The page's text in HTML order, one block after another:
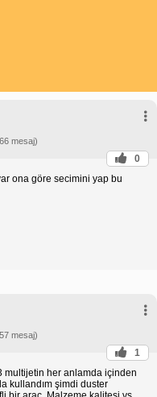
mesaj)
0
ona göre secimini yap bu
mesaj)
1
multijetin her anlamda içinden
kullandım şimdi duster